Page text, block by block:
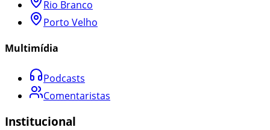
Rio Branco
Porto Velho
Multimídia
Podcasts
Comentaristas
Institucional